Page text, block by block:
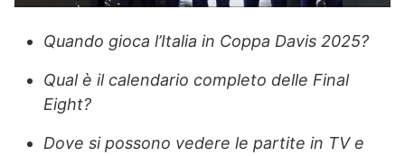
Quando gioca l’Italia in Coppa Davis 2025?
Qual è il calendario completo delle Final
Eight?
Dove si possono vedere le partite in TV e